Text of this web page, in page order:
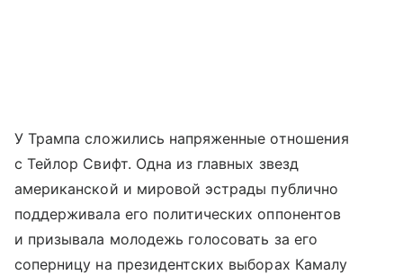
У Трампа сложились напряженные отношения
с Тейлор Свифт. Одна из главных звезд
американской и мировой эстрады публично
поддерживала его политических оппонентов
и призывала молодежь голосовать за его
соперницу на президентских выборах Камалу